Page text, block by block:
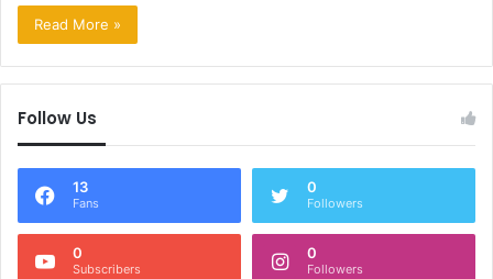
Read More »
Follow Us
13
Fans
0
Followers
0
Subscribers
0
Followers